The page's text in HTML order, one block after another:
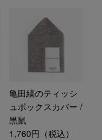
亀田縞のティッシ
ュボックスカバー /
黒鼠
1,760円（税込）